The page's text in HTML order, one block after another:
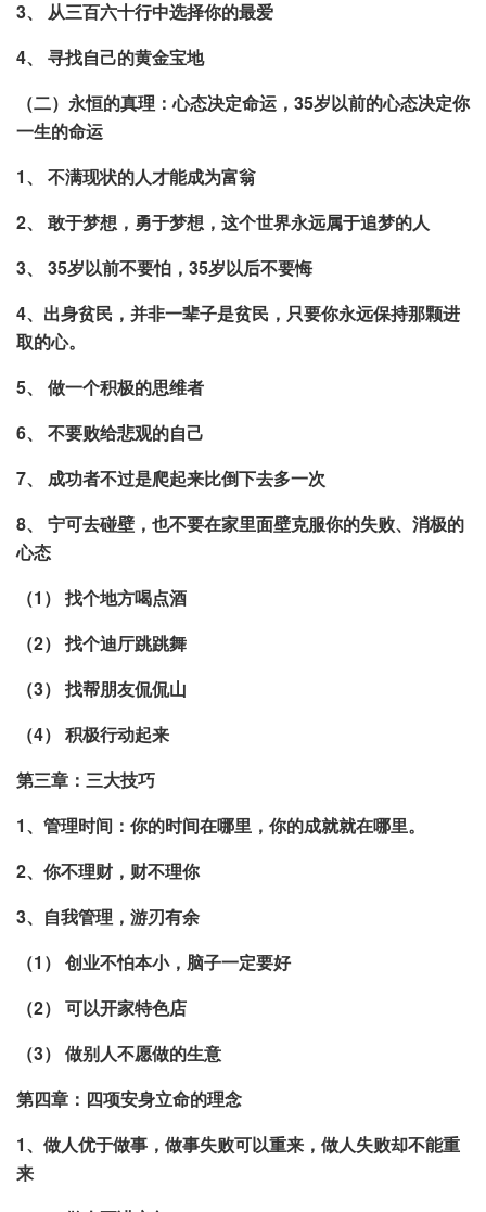
3、 从三百六十行中选择你的最爱
4、 寻找自己的黄金宝地
（二）永恒的真理：心态决定命运，35岁以前的心态决定你
一生的命运
1、 不满现状的人才能成为富翁
2、 敢于梦想，勇于梦想，这个世界永远属于追梦的人
3、 35岁以前不要怕，35岁以后不要悔
4、出身贫民，并非一辈子是贫民，只要你永远保持那颗进
取的心。
5、 做一个积极的思维者
6、 不要败给悲观的自己
7、 成功者不过是爬起来比倒下去多一次
8、 宁可去碰壁，也不要在家里面壁克服你的失败、消极的
心态
（1） 找个地方喝点酒
（2） 找个迪厅跳跳舞
（3） 找帮朋友侃侃山
（4） 积极行动起来
第三章：三大技巧
1、管理时间：你的时间在哪里，你的成就就在哪里。
2、你不理财，财不理你
3、自我管理，游刃有余
（1） 创业不怕本小，脑子一定要好
（2） 可以开家特色店
（3） 做别人不愿做的生意
第四章：四项安身立命的理念
1、做人优于做事，做事失败可以重来，做人失败却不能重
来